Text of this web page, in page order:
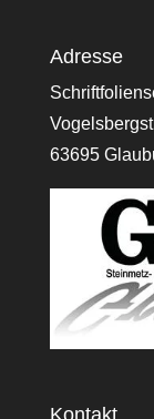
Adresse
63695